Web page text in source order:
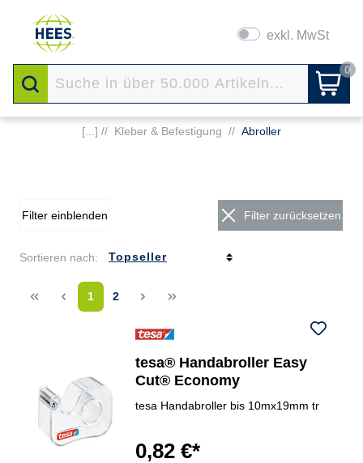
exkl. MwSt
0
[...] // Kleber & Befestigung // Abroller
Filter einblenden Filter zurücksetzen
Sortieren nach:
<< < 1 2 > >>
tesa® Handabroller Easy
Cut® Economy
tesa Handabroller bis 10mx19mm tr
0,82 €*